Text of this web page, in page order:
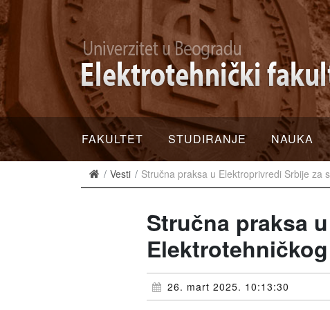
FAKULTET STUDIRANJE NAUKA
Vesti Stručna praksa u Elektroprivredi Srbije za
Stručna praksa
26. mart 2025. 10:13:30